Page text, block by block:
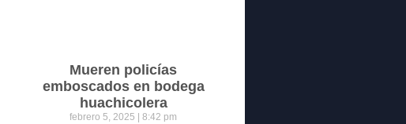
Mueren policías
emboscados en bodega
huachicolera
febrero 5, 2025 8:42 pm